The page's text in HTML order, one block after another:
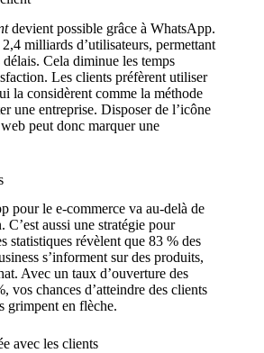
devient possible grâce à WhatsApp.
milliards d’utilisateurs, permettant
Cela diminue les temps
Les clients préfèrent utiliser
la considèrent comme la méthode
une entreprise. Disposer de l’icône
peut donc marquer une
pour le e-commerce va au-delà de
aussi une stratégie pour
statistiques révèlent que 83 % des
s’informent sur des produits,
Avec un taux d’ouverture des
vos chances d’atteindre des clients
grimpent en flèche.
avec les clients